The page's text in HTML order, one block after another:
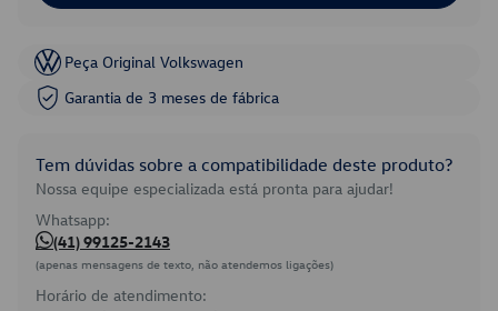
Peça Original Volkswagen
Garantia de 3 meses de fábrica
Tem dúvidas sobre a compatibilidade deste produto?
Nossa equipe especializada está pronta para ajudar!
Whatsapp:
(41) 99125-2143
(apenas mensagens de texto, não atendemos ligações)
Horário de atendimento: